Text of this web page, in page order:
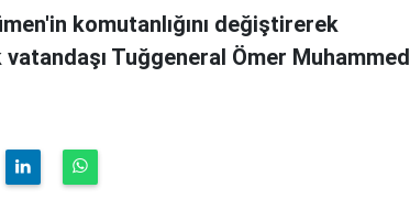
komutanlığını değiştirerek
Tuğgeneral Ömer Muhammed